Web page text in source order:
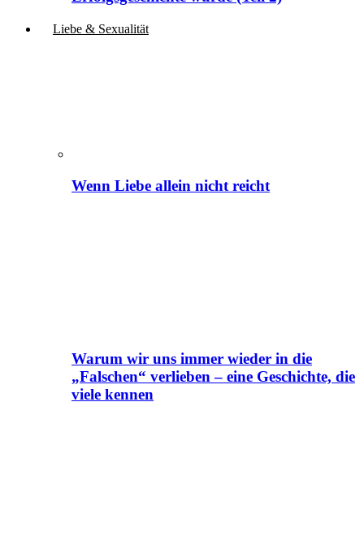
Liebe & Sexualität
Wenn Liebe allein nicht reicht
Warum wir uns immer wieder in die
„Falschen“ verlieben – eine Geschichte, die
viele kennen